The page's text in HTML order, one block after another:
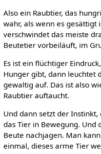
Also ein Raubtier, das
wahr, als wenn es gesättigt
verschwindet das meiste
Beutetier vorbeiläuft, im
Es ist ein flüchtiger
Hunger gibt, dann leuchtet
gewaltig auf. Das ist also
Raubtier auftaucht.
Und dann setzt der
das Tier in Bewegung. Und
Beute nachjagen. Man
einmal, dieses arme Tier